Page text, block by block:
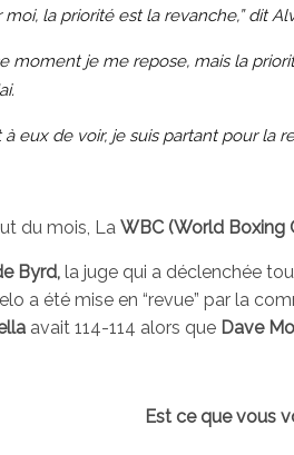
moi, la priorité est la revanche,” dit
moment je me repose, mais la
à eux de voir, je suis partant pour
du mois, La WBC (World Boxing
Byrd, la juge qui a déclenchée
a été mise en “revue” par la
avait 114-114 alors que Dave
Est ce que vous